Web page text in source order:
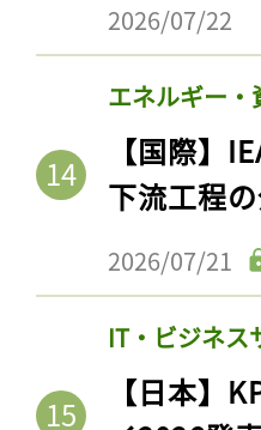
2026/07/22
エネルギー・
【国際】
下流工程
2026/07/21
IT・ビジネス
【日本】